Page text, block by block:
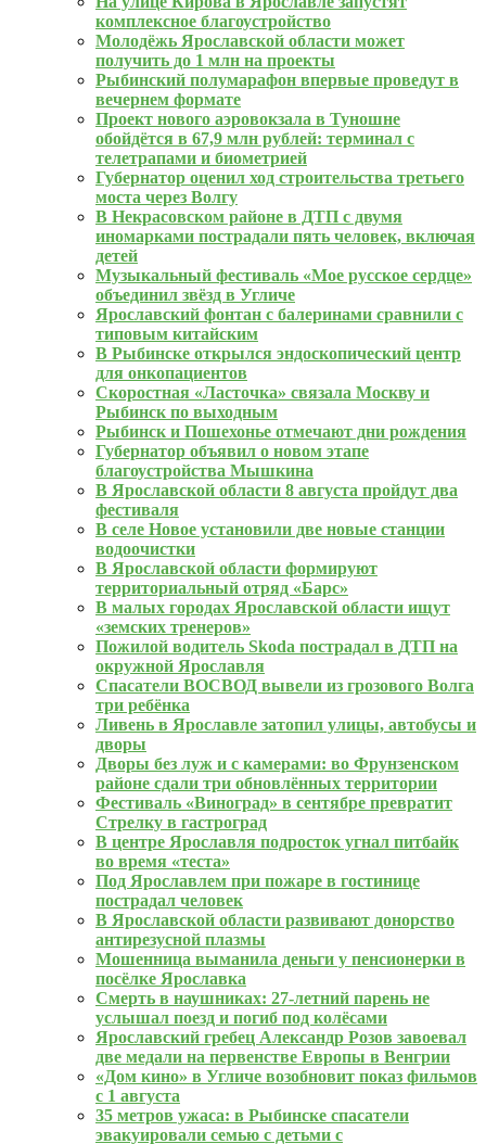
комплексное благоустройство
Молодёжь Ярославской области может
получить до 1 млн на проекты
Рыбинский полумарафон впервые проведут в
вечернем формате
Проект нового аэровокзала в Туношне
обойдётся в 67,9 млн рублей: терминал с
телетрапами и биометрией
Губернатор оценил ход строительства третьего
моста через Волгу
В Некрасовском районе в ДТП с двумя
иномарками пострадали пять человек, включая
детей
Музыкальный фестиваль «Мое русское сердце»
объединил звёзд в Угличе
Ярославский фонтан с балеринами сравнили с
типовым китайским
В Рыбинске открылся эндоскопический центр
для онкопациентов
Скоростная «Ласточка» связала Москву и
Рыбинск по выходным
Рыбинск и Пошехонье отмечают дни рождения
Губернатор объявил о новом этапе
благоустройства Мышкина
В Ярославской области 8 августа пройдут два
фестиваля
В селе Новое установили две новые станции
водоочистки
В Ярославской области формируют
территориальный отряд «Барс»
В малых городах Ярославской области ищут
«земских тренеров»
Пожилой водитель Skoda пострадал в ДТП на
окружной Ярославля
Спасатели ВОСВОД вывели из грозового Волга
три ребёнка
Ливень в Ярославле затопил улицы, автобусы и
дворы
Дворы без луж и с камерами: во Фрунзенском
районе сдали три обновлённых территории
Фестиваль «Виноград» в сентябре превратит
Стрелку в гастроград
В центре Ярославля подросток угнал питбайк
во время «теста»
Под Ярославлем при пожаре в гостинице
пострадал человек
В Ярославской области развивают донорство
антирезусной плазмы
Мошенница выманила деньги у пенсионерки в
посёлке Ярославка
Смерть в наушниках: 27-летний парень не
услышал поезд и погиб под колёсами
Ярославский гребец Александр Розов завоевал
две медали на первенстве Европы в Венгрии
«Дом кино» в Угличе возобновит показ фильмов
с 1 августа
35 метров ужаса: в Рыбинске спасатели
эвакуировали семью с детьми с